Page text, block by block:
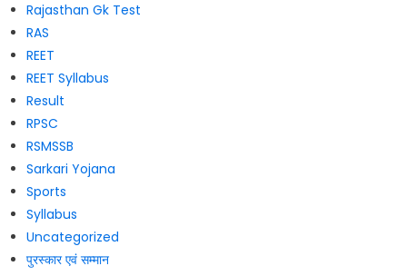
Rajasthan Gk Test
RAS
REET
REET Syllabus
Result
RPSC
RSMSSB
Sarkari Yojana
Sports
Syllabus
Uncategorized
पुरस्कार एवं सम्मान